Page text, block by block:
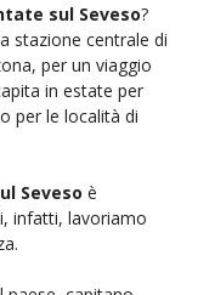
sul Seveso?
stazione centrale di
per un viaggio
in estate per
per le località di
Seveso è
infatti, lavoriamo